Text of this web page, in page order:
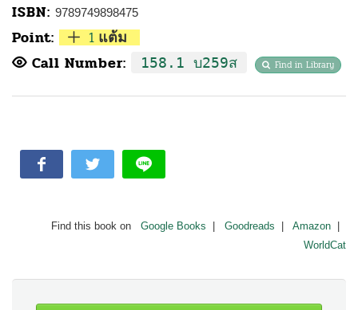
ISBN: 9789749898475
Point: 1 แต้ม
Call Number: 158.1 บ259ส Find in Library
Find this book on Google Books Goodreads Amazon
WorldCat